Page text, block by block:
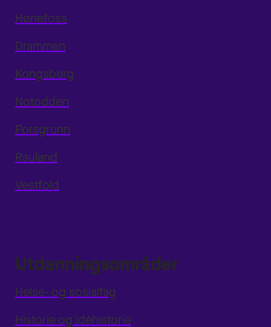
Hønefoss
Drammen
Kongsberg
Notodden
Porsgrunn
Rauland
Vestfold
Utdanningsområder
Helse- og sosialfag
Historie og idéhistorie